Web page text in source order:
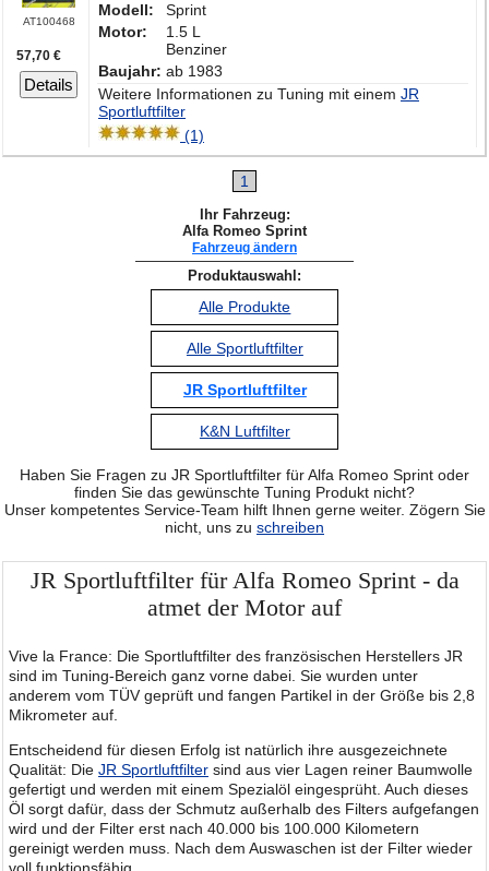
AT100468
57,70 €
Details
Modell:
Sprint
Motor:
1.5 L
Benziner
Baujahr: ab 1983
Weitere Informationen zu Tuning mit einem JR
Sportluftfilter
(1)
1
Ihr Fahrzeug:
Alfa Romeo Sprint
Fahrzeug ändern
Produktauswahl:
Alle Produkte
Alle Sportluftfilter
JR Sportluftfilter
K&N Luftfilter
Haben Sie Fragen zu JR Sportluftfilter für Alfa Romeo Sprint oder
finden Sie das gewünschte Tuning Produkt nicht?
Unser kompetentes Service-Team hilft Ihnen gerne weiter. Zögern Sie
nicht, uns zu schreiben
JR Sportluftfilter für Alfa Romeo Sprint - da
atmet der Motor auf
Vive la France: Die Sportluftfilter des französischen Herstellers JR
sind im Tuning-Bereich ganz vorne dabei. Sie wurden unter
anderem vom TÜV geprüft und fangen Partikel in der Größe bis 2,8
Mikrometer auf.
Entscheidend für diesen Erfolg ist natürlich ihre ausgezeichnete
Qualität: Die JR Sportluftfilter sind aus vier Lagen reiner Baumwolle
gefertigt und werden mit einem Spezialöl eingesprüht. Auch dieses
Öl sorgt dafür, dass der Schmutz außerhalb des Filters aufgefangen
wird und der Filter erst nach 40.000 bis 100.000 Kilometern
gereinigt werden muss. Nach dem Auswaschen ist der Filter wieder